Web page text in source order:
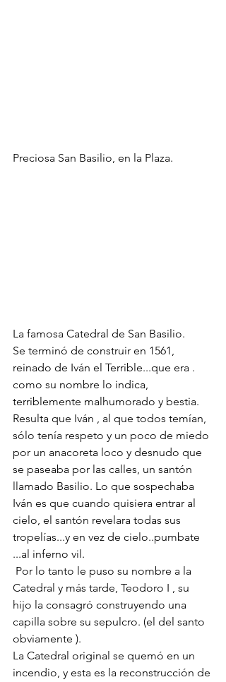
Preciosa San Basilio, en la Plaza.
La famosa Catedral de San Basilio.
Se terminó de construir en 1561,
reinado de Iván el Terrible...que era .
como su nombre lo indica,
terriblemente malhumorado y bestia.
Resulta que Iván , al que todos temían,
sólo tenía respeto y un poco de miedo
por un anacoreta loco y desnudo que
se paseaba por las calles, un santón
llamado Basilio. Lo que sospechaba
Iván es que cuando quisiera entrar al
cielo, el santón revelara todas sus
tropelías...y en vez de cielo..pumbate
...al inferno vil.
Catedral y más tarde, Teodoro I , su
hijo la consagró construyendo una
capilla sobre su sepulcro. (el del santo
obviamente ).
La Catedral original se quemó en un
incendio, y esta es la reconstrucción de